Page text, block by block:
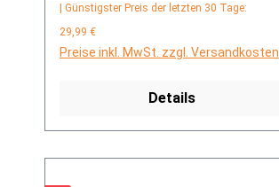
| Günstigster Preis der letzten 30 Tage:
29,99 €
Preise inkl. MwSt. zzgl. Versandkosten
Details